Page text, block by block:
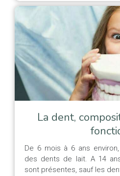
La dent,
De 6 mois à 6 ans
des dents de lait. A 14
sont présentes, sauf les